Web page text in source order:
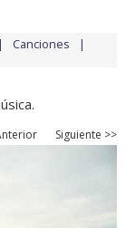
Canciones
Siguiente >>